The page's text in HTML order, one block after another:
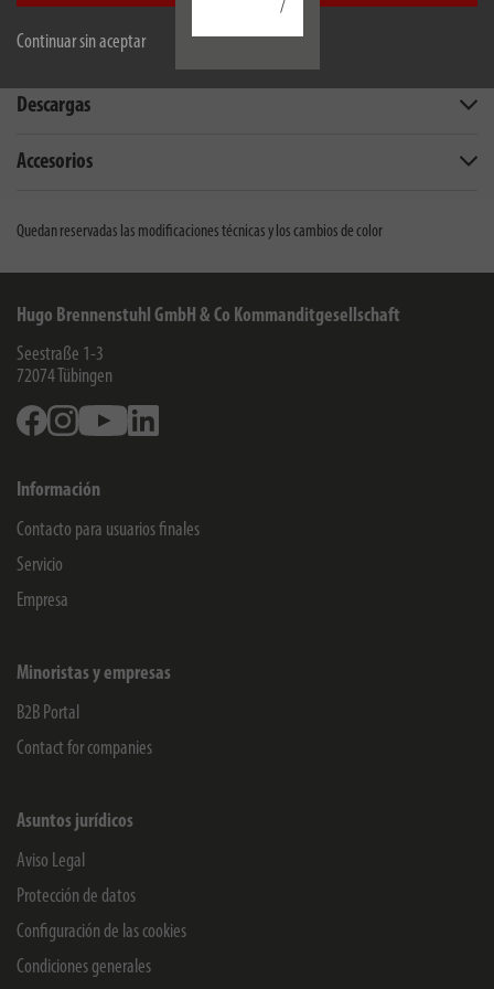
Continuar sin aceptar
/
Alcance de la entrega
Descargas
Accesorios
Quedan reservadas las modificaciones técnicas y los cambios de color
Hugo Brennenstuhl GmbH & Co Kommanditgesellschaft
Seestraße 1-3
72074 Tübingen
FacebookInstagramYoutube
Información
Contacto para usuarios finales
Servicio
Empresa
Minoristas y empresas
B2B Portal
Contact for companies
Asuntos jurídicos
Aviso Legal
Protección de datos
Configuración de las cookies
Condiciones generales